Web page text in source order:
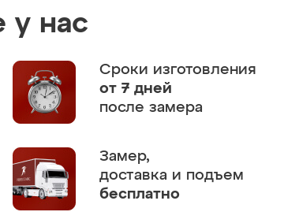
у нас
Сроки изготовления
от 7 дней
после замера
Замер,
доставка и подъем
бесплатно